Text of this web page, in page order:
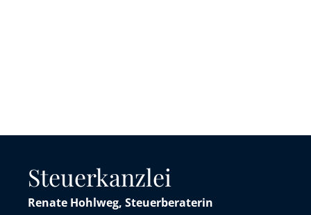
Steuerkanzlei
Renate Hohlweg, Steuerberaterin